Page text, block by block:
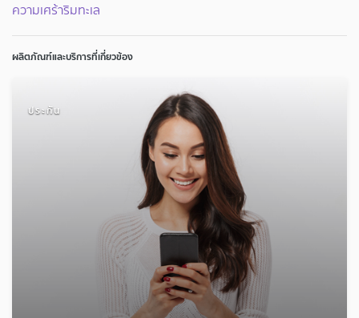
ความเศร้าริมทะเล
ผลิตภัณฑ์และบริการที่เกี่ยวข้อง
ประกัน